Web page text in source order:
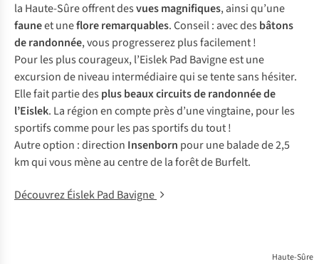
la Haute-Sûre offrent desvues magnifiques, ainsi qu’une
fauneet uneflore remarquables. Conseil : avec des bâtons
de randonnée, vous progresserez plus facilement !
Pour les plus courageux, l’Eislek Pad Bavigne est une
excursion de niveau intermédiaire qui se tente sans hésiter.
Elle fait partie des plus beaux circuits de randonnée de
l’Eislek. La région en compte près d’une vingtaine, pour les
sportifs comme pour les pas sportifs du tout !
Autre option : direction Insenborn pour une balade de 2,5
km qui vous mène au centre de la forêt de Burfelt.
Découvrez Éislek Pad Bavigne
Haute-Sûre